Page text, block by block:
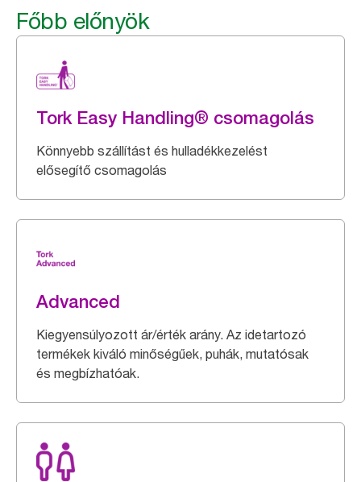
Főbb előnyök
Tork Easy Handling® csomagolás
Könnyebb szállítást és hulladékkezelést
elősegítő csomagolás
Advanced
Kiegyensúlyozott ár/érték arány. Az idetartozó
termékek kiváló minőségűek, puhák, mutatósak
és megbízhatóak.